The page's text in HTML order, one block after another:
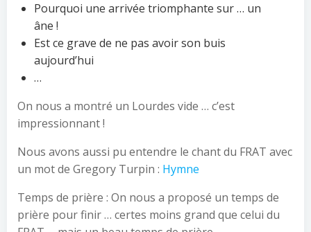
Pourquoi une arrivée triomphante sur … un
âne !
Est ce grave de ne pas avoir son buis
aujourd’hui
…
On nous a montré un Lourdes vide … c’est
impressionnant !
Nous avons aussi pu entendre le chant du FRAT avec
un mot de Gregory Turpin : Hymne
Temps de prière : On nous a proposé un temps de
prière pour finir … certes moins grand que celui du